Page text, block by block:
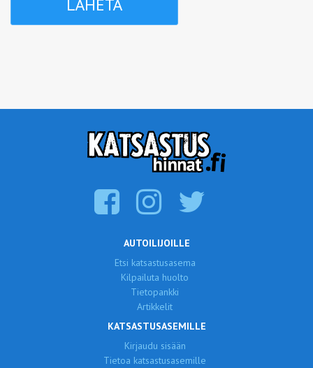
AUTOILIJOILLE
Etsi katsastusasema
Kilpailuta huolto
Tietopankki
Artikkelit
KATSASTUSASEMILLE
Kirjaudu sisään
Tietoa katsastusasemille